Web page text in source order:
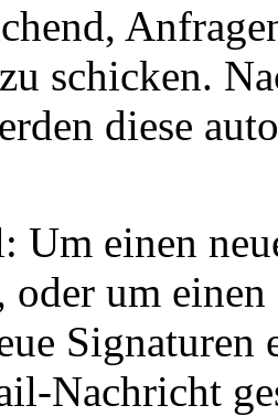
schicken.
diese
Um einen
oder um
Nachricht